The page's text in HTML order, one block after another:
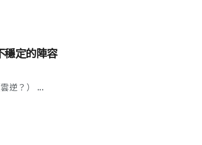
穩定的陣容
逆？） ...